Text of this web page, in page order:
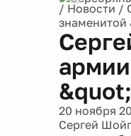
/ Новости /
20 ноября
Сергей